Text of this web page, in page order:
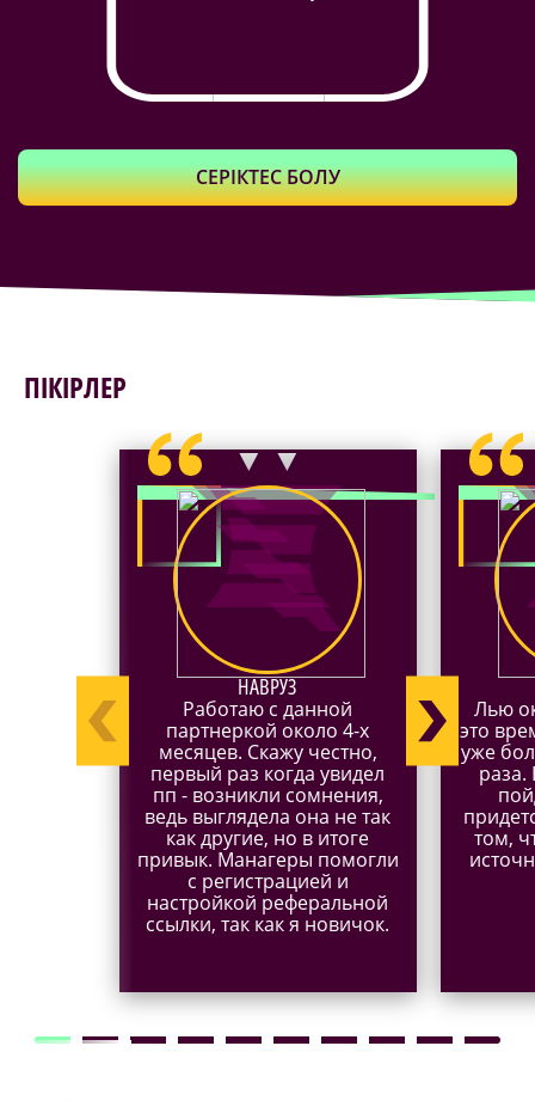
СЕРІКТЕС БОЛУ
ПІКІРЛЕР
▼ ▼
НАВРУЗ
Работаю с данной
партнеркой около 4-х
месяцев. Скажу честно,
первый раз когда увидел
пп - возникли сомнения,
ведь выглядела она не так
как другие, но в итоге
привык. Манагеры помогли
с регистрацией и
настройкой реферальной
ссылки, так как я новичок.
Лью
это
уже
раза.
том,